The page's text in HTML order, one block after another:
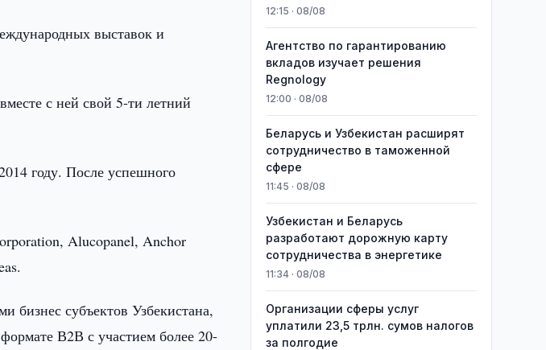
выставок и
с ней свой 5-ти летний
году. После успешного
Alucopanel, Anchor
бизнес субъектов Узбекистана,
В2В с участием более 20-
12:15 · 08/08
Агентство по гарантированию
вкладов изучает решения
Regnology
12:00 · 08/08
Беларусь и Узбекистан расширят
сотрудничество в таможенной
сфере
11:45 · 08/08
Узбекистан и Беларусь
разработают дорожную карту
сотрудничества в энергетике
11:34 · 08/08
Организации сферы услуг
уплатили 23,5 трлн. сумов налогов
за полгодие